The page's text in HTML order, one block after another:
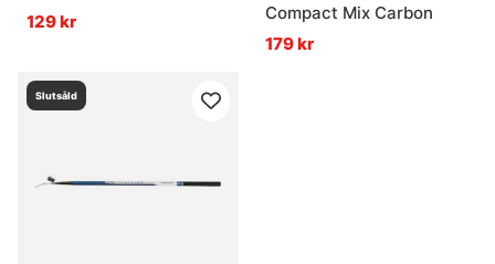
129 kr
Compact Mix Carbon
179 kr
Slutsåld